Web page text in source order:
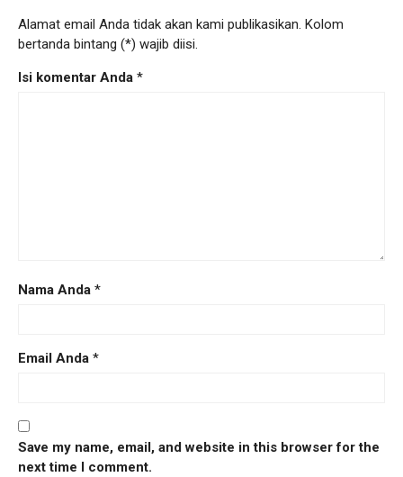
Alamat email Anda tidak akan kami publikasikan. Kolom
bertanda bintang (*) wajib diisi.
Isi komentar Anda *
Nama Anda *
Email Anda *
Save my name, email, and website in this browser for the
next time I comment.